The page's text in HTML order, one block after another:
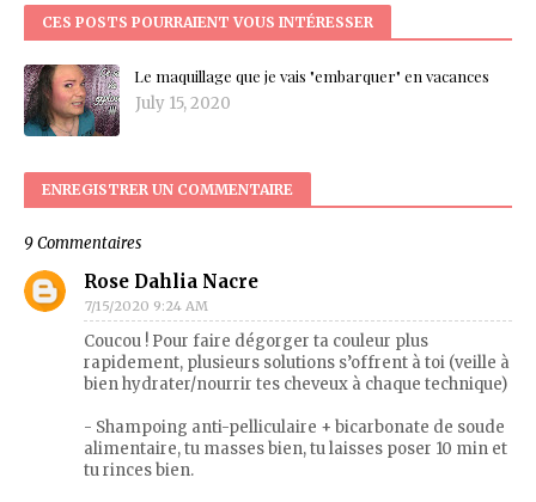
CES POSTS POURRAIENT VOUS INTÉRESSER
Le maquillage que je vais "embarquer" en vacances
July 15, 2020
ENREGISTRER UN COMMENTAIRE
9 Commentaires
Rose Dahlia Nacre
7/15/2020 9:24 AM
Coucou ! Pour faire dégorger ta couleur plus
rapidement, plusieurs solutions s’offrent à toi (veille à
bien hydrater/nourrir tes cheveux à chaque technique)
- Shampoing anti-pelliculaire + bicarbonate de soude
alimentaire, tu masses bien, tu laisses poser 10 min et
tu rinces bien.